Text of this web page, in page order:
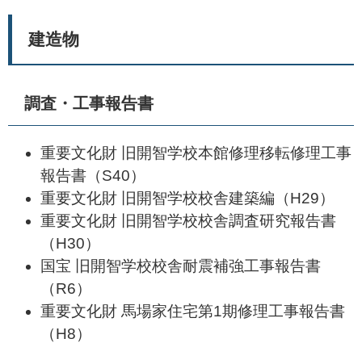
建造物
調査・工事報告書
重要文化財 旧開智学校本館修理移転修理工事
報告書（S40）
重要文化財 旧開智学校校舎建築編（H29）
重要文化財 旧開智学校校舎調査研究報告書
（H30）
国宝 旧開智学校校舎耐震補強工事報告書
（R6）
重要文化財 馬場家住宅第1期修理工事報告書
（H8）